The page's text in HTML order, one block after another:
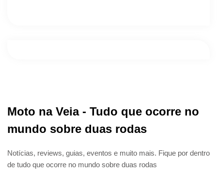
Moto na Veia - Tudo que ocorre no
mundo sobre duas rodas
Notícias, reviews, guias, eventos e muito mais. Fique por dentro
de tudo que ocorre no mundo sobre duas rodas